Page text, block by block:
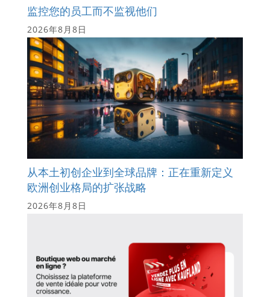
监控您的员工而不监视他们
2026年8月8日
从本土初创企业到全球品牌：正在重新定义
欧洲创业格局的扩张战略
2026年8月8日